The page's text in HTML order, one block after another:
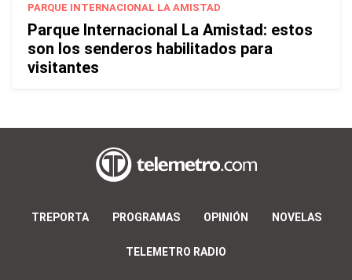
PARQUE INTERNACIONAL LA AMISTAD
Parque Internacional La Amistad: estos
son los senderos habilitados para
visitantes
TREPORTA PROGRAMAS OPINIÓN NOVELAS
TELEMETRO RADIO